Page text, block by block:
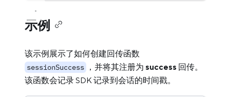
示例
该示例展示了如何创建回传函数
sessionSuccess ，并将其注册为 success 回传。
该函数会记录 SDK 记录到会话的时间戳。